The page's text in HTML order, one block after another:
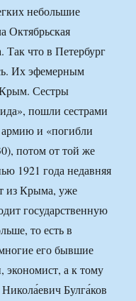
небольшие
Октябрьская
Так что в Петербург
Их эфемерным
Крым. Сестры
пошли сестрами
и «погибли
потом от той же
1921 года недавняя
из Крыма, уже
государственную
то есть в
его бывшие
экономист, а к тому
Булга́ков